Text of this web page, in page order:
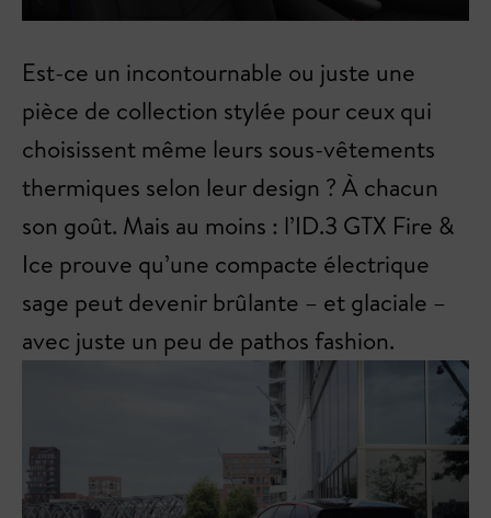
Est-ce un incontournable ou juste une
pièce de collection stylée pour ceux qui
choisissent même leurs sous-vêtements
thermiques selon leur design ? À chacun
son goût. Mais au moins : l’ID.3 GTX Fire &
Ice prouve qu’une compacte électrique
sage peut devenir brûlante – et glaciale –
avec juste un peu de pathos fashion.